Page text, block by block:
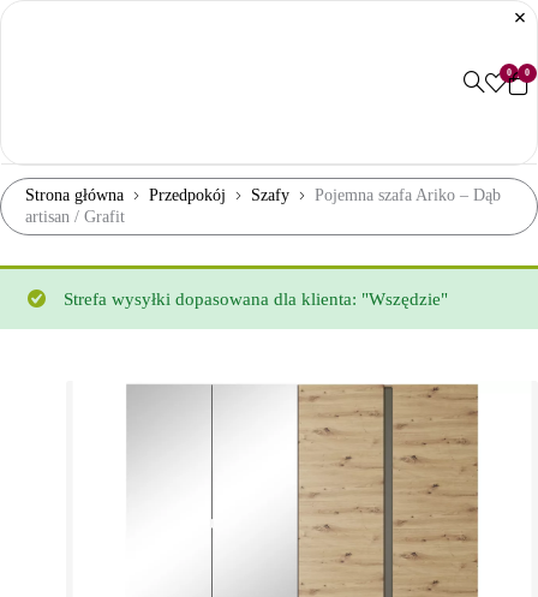
0 0
Strona główna Przedpokój Szafy
Pojemna szafa Ariko – Dąb
artisan / Grafit
Strefa wysyłki dopasowana dla klienta: "Wszędzie"